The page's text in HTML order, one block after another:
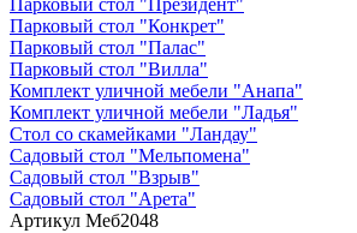
Парковый стол "Конкрет"
Парковый стол "Палас"
Парковый стол "Вилла"
Комплект уличной мебели "Анапа"
Комплект уличной мебели "Ладья"
Стол со скамейками "Ландау"
Садовый стол "Мельпомена"
Садовый стол "Взрыв"
Садовый стол "Арета"
Артикул Меб2048